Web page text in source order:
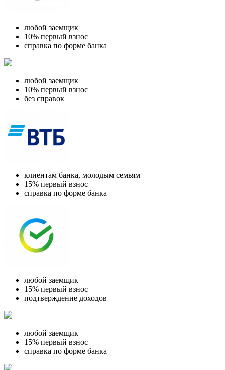
любой заемщик
10% первый взнос
справка по форме банка
любой заемщик
10% первый взнос
без справок
клиентам банка, молодым семьям
15% первый взнос
справка по форме банка
любой заемщик
15% первый взнос
подтверждение доходов
любой заемщик
15% первый взнос
справка по форме банка